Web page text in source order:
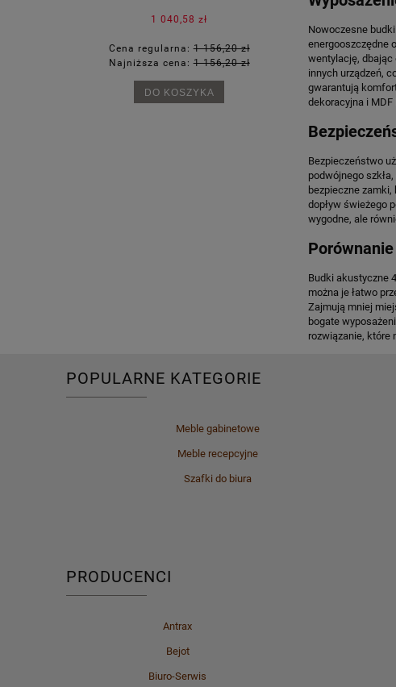
1 040,58 zł
Cena regularna:1 156,20 zł
Najniższa cena:1 156,20 zł
DO KOSZYKA
Cena
Najniższa
DO
Nowoczesne
energooszczędne
wentylację, dbając
innych urządzeń,
gwarantują
dekoracyjna i MDF
Bezpieczeństwo
podwójnego
bezpieczne
dopływ świeżego
wygodne, ale
Budki akustyczne
można je łatwo
Zajmują mniej
bogate
rozwiązanie, które
POPULARNE KATEGORIE
Meble gabinetowe
Meble recepcyjne
Szafki do biura
PRODUCENCI
Antrax
Bejot
Biuro-Serwis